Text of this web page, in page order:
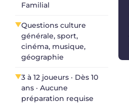
Familial
Questions culture
générale, sport,
cinéma, musique,
géographie
3 à 12 joueurs · Dès 10
ans · Aucune
préparation requise